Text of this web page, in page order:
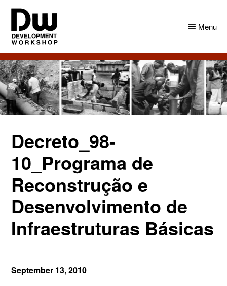
Skip
main
content
Skip
primary
sidebar
DW
Angola
Development
Workshop
Angola
Menu
Decreto_98-
10_Programa de
Reconstrução e
Desenvolvimento de
Infraestruturas Básicas
September 13, 2010